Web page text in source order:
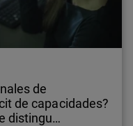
de
de capacidades?
distingu…